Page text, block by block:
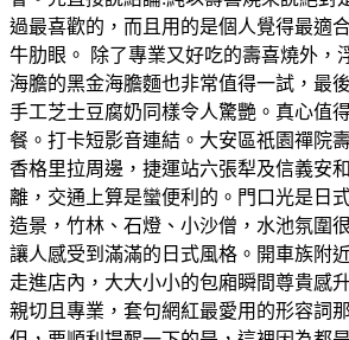
過最喜歡的，而且用的是個人覺得最適
牛肋眼。 除了專業又好吃的壽喜燒外，
海膽的黑金海膽麵也非常值得一試，最
手工芝士豆腐奶同樣令人驚艷。真心值
餐。打卡短影音連結。大安區祇園禪院
香格里拉周邊，捷運站六張犁及信義安
離，交通上算是蠻便利的。門口光是日
造景，竹林、石燈、小沙僧，水池氛圍
讓人感受到滿滿的日式風格。開車族附
走進店內，大大小小的包廂瞬間尊貴感
親切且專業，套句網紅最愛用的形容詞